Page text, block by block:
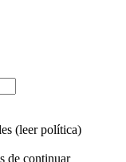
(leer política)
de continuar